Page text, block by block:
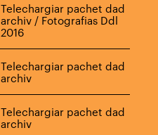
Telechargiar pachet dad
archiv / Fotografias Ddl
2016
Telechargiar pachet dad
archiv
Telechargiar pachet dad
archiv